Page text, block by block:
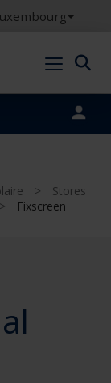
>
Stores
>
Fixscreen